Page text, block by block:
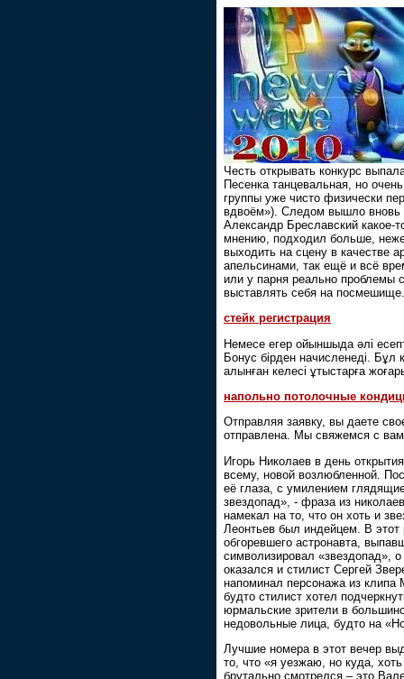
Честь открывать конкурс
Песенка танцевальная, но
группы уже чисто физически
вдвоём»). Следом вышло вновь
Александр Бреславский
мнению, подходил больше,
выходить на сцену в качестве
апельсинами, так ещё и всё
или у парня реально проблемы
выставлять себя на посмешище.
стейк регистрация
Немесе егер ойыншыда әлі
Бонус бірден начисленеді. Бұл
алынған келесі ұтыстарға
напольно потолочные
Отправляя заявку, вы даете
отправлена. Мы свяжемся с
Игорь Николаев в день
всему, новой возлюбленной.
её глаза, с умилением
звездопад», - фраза из
намекал на то, что он хоть и
Леонтьев был индейцем. В
обгоревшего астронавта,
символизировал «звездопад»,
оказался и стилист Сергей
напоминал персонажа из клипа
будто стилист хотел
юрмальские зрители в
недовольные лица, будто на
Лучшие номера в этот вечер
то, что «я уезжаю, но куда,
брутально смотрелся – это